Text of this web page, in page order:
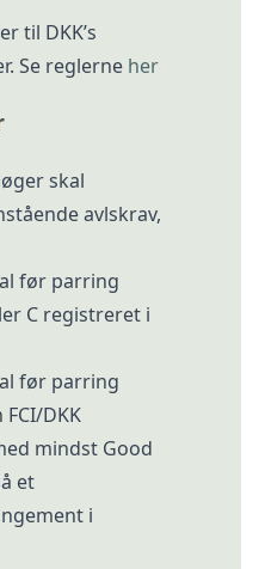
til DKK’s
Se reglerne her
skal
avlskrav,
før parring
C registreret i
før parring
DKK
mindst Good
et
i